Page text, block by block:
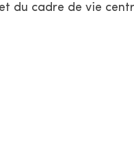
du cadre de vie